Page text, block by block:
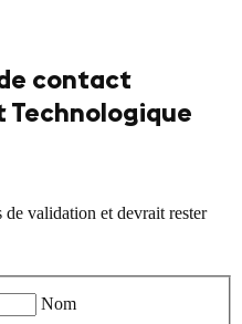
contact
Technologique
de validation et devrait rester
Nom